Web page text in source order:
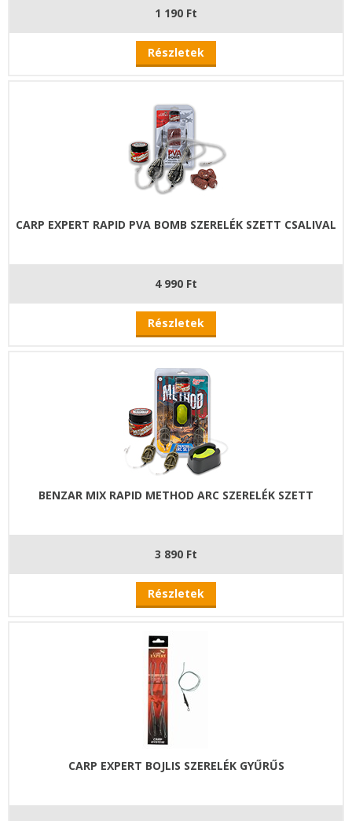
1 190 Ft
Részletek
CARP EXPERT RAPID PVA BOMB SZERELÉK SZETT CSALIVAL
4 990 Ft
Részletek
BENZAR MIX RAPID METHOD ARC SZERELÉK SZETT
3 890 Ft
Részletek
CARP EXPERT BOJLIS SZERELÉK GYŰRŰS